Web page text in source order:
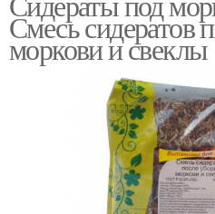
Смесь сидератов
моркови и свеклы